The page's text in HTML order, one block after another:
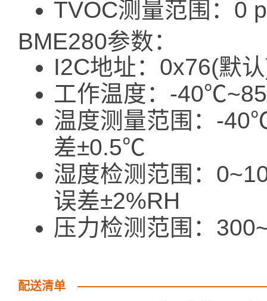
TVOC测量范围：0
BME280参数：
I2C地址：0x76(默
工作温度：-
温度测量范围：-
差±0.5℃
湿度检测范围：
误差±2%RH
压力检测范围：
配送清单